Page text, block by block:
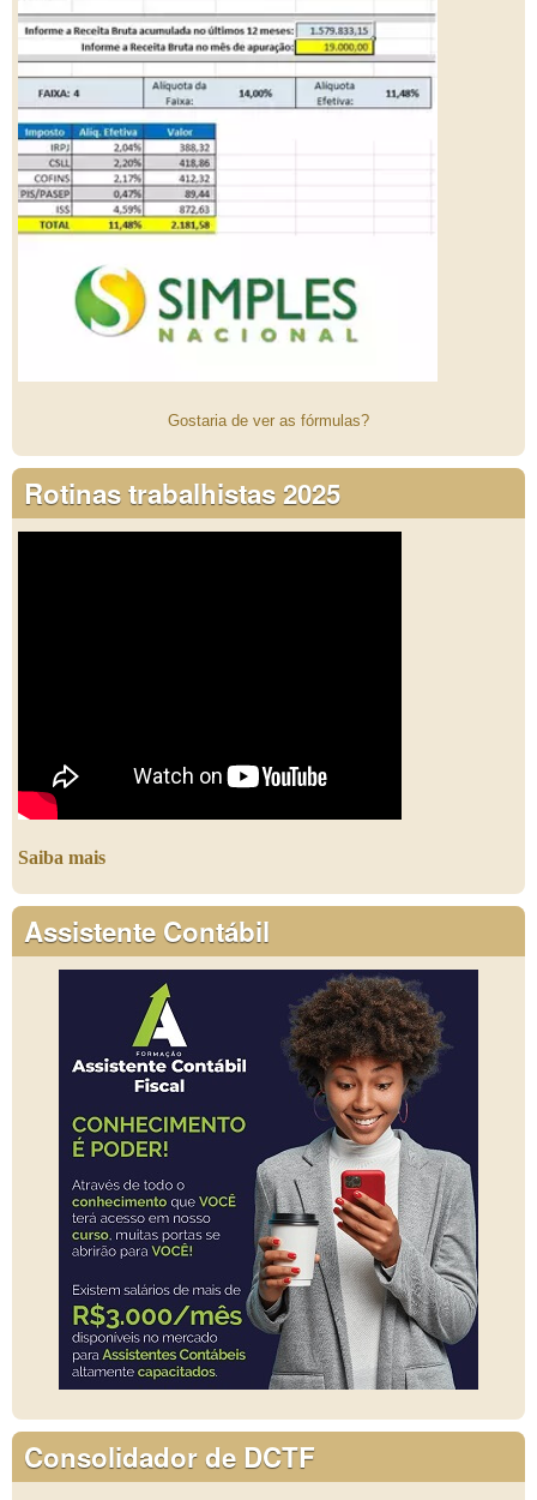
Gostaria de ver as fórmulas?
Rotinas trabalhistas 2025
Saiba mais
Assistente Contábil
Consolidador de DCTF